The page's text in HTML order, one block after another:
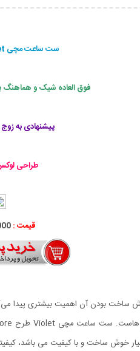
ست ساعت مچی Violet طرح Acore
فوق العاده شیک و هماهنگ
پیشنهادی به
طراحی
قیمت :
ساخت بودن آن اهمیت بیشتری پیدا